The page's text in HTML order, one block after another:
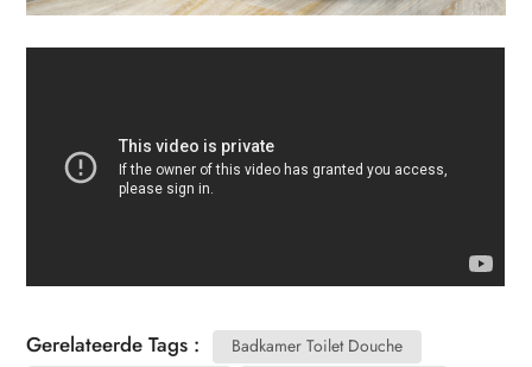
Gerelateerde Tags :
Badkamer Toilet Douche